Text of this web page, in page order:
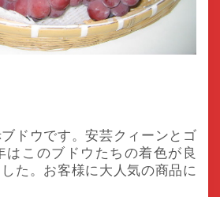
ドウです。安芸クィーンとゴ
はこのブドウたちの着色が良
た。お客様に大人気の商品に